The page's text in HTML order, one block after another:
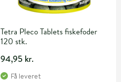
Tetra Pleco Tablets fiskefoder
120 stk.
94,95 kr.
Få leveret